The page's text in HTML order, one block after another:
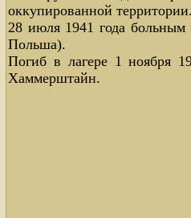
оккупированной
28 июля 1941 года
Польша).
Погиб в лагере 1 ноября
Хаммерштайн.